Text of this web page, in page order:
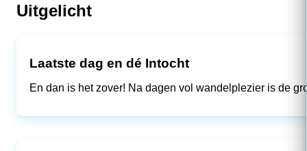
Uitgelicht
Laatste dag en dé Intocht
En dan is het zover! Na dagen vol wandelplezier is de